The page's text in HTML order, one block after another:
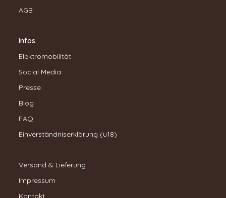
AGB
Infos
Elektromobilität
Social Media
Presse
Blog
FAQ
Einverständniserklärung (u18)
Versand & Lieferung
Impressum